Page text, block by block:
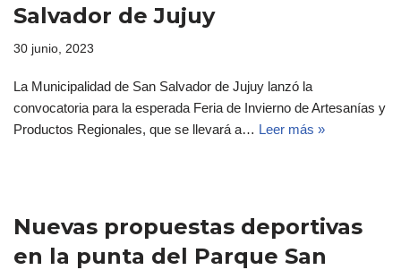
Salvador de Jujuy
30 junio, 2023
La Municipalidad de San Salvador de Jujuy lanzó la
convocatoria para la esperada Feria de Invierno de Artesanías y
Productos Regionales, que se llevará a… Leer más »
Nuevas propuestas deportivas
en la punta del Parque San